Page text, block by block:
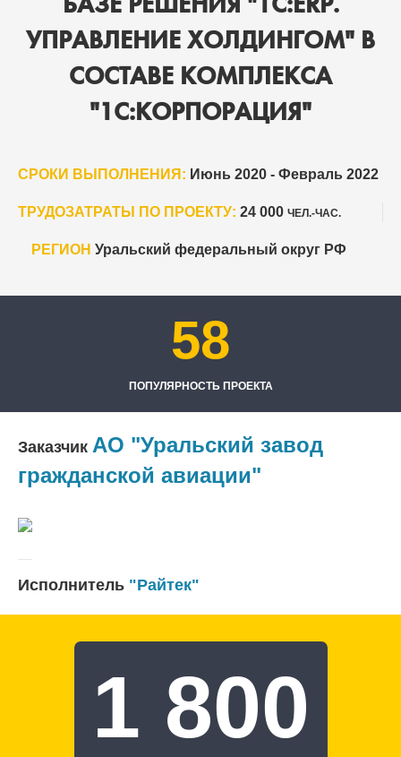
УПРАВЛЕНИЕ ХОЛДИНГОМ" В
СОСТАВЕ КОМПЛЕКСА
"1С:КОРПОРАЦИЯ"
СРОКИ ВЫПОЛНЕНИЯ: Июнь 2020 - Февраль 2022
ТРУДОЗАТРАТЫ ПО ПРОЕКТУ: 24 000 ЧЕЛ.-ЧАС.
РЕГИОН Уральский федеральный округ РФ
58
ПОПУЛЯРНОСТЬ ПРОЕКТА
Заказчик АО "Уральский завод
гражданской авиации"
Исполнитель "Райтек"
1 800